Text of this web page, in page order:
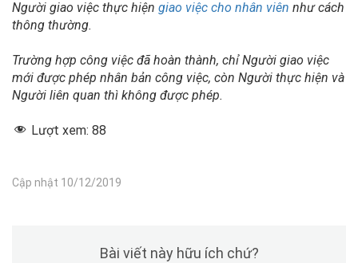
Người giao việc thực hiện giao việc cho nhân viên như cách
thông thường.
Trường hợp công việc đã hoàn thành, chỉ Người giao việc
mới được phép nhân bản công việc, còn Người thực hiện và
Người liên quan thì không được phép.
Lượt xem: 88
Cập nhật 10/12/2019
Bài viết này hữu ích chứ?